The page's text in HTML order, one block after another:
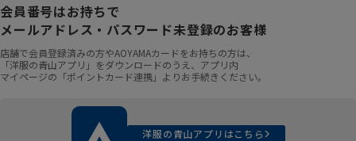
会員番号はお持ちで
メールアドレス・パスワード未登録のお客様
店舗で会員登録済みの方やAOYAMAカードをお持ちの方は、
「洋服の青山アプリ」をダウンロードのうえ、アプリ内
マイページの「ポイントカード連携」よりお手続きください。
洋服の青山アプリはこちら